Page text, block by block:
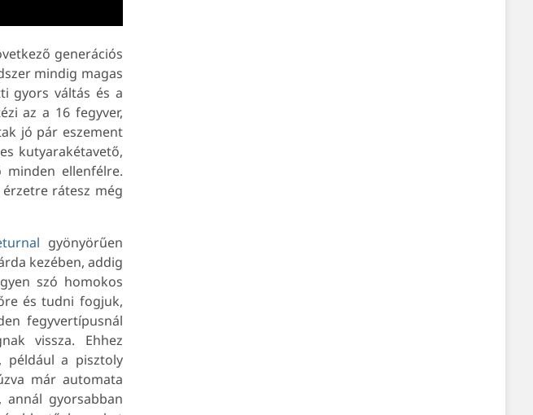
generációs
mindig magas
gyors váltás és a
az a 16 fegyver,
jó pár eszement
kutyarakétavető,
ellenfélre.
rátesz még
gyönyörűen
kezében, addig
szó homokos
és tudni fogjuk,
fegyvertípusnál
vissza. Ehhez
például a pisztoly
már automata
gyorsabban